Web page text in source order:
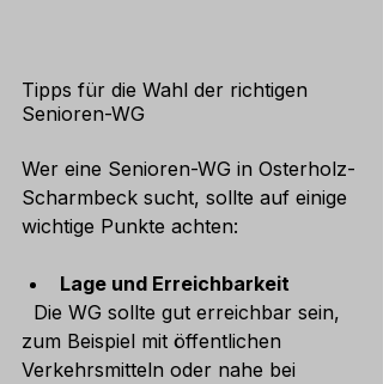
Tipps für die Wahl der richtigen
Senioren-WG
Wer eine Senioren-WG in Osterholz-
Scharmbeck sucht, sollte auf einige
wichtige Punkte achten:
Lage und Erreichbarkeit
zum Beispiel mit öffentlichen
Verkehrsmitteln oder nahe bei